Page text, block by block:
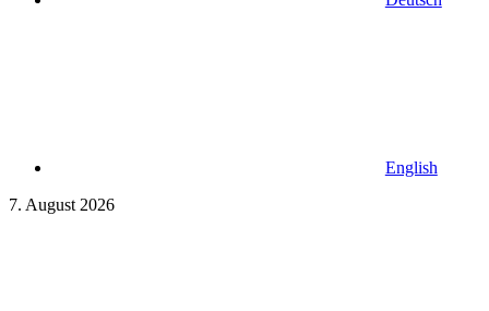
English
7. August 2026